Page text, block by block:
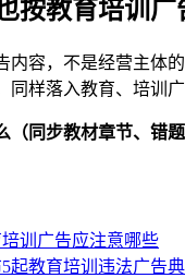
按教育培训广
内容，不是经营主
样落入教育、培训广
（同步教材章节、错
训广告应注意哪些
起教育培训违法广告